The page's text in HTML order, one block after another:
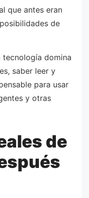
que antes eran
de
domina
saber leer y
para usar
y otras
de